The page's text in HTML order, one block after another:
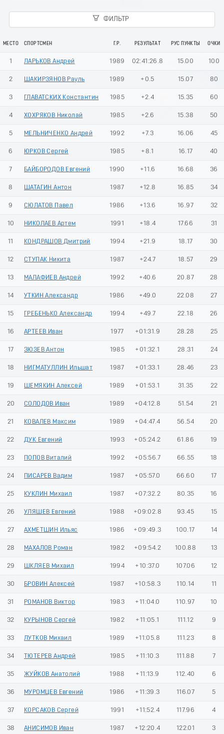
6
ФИЛЬТР
МЕСТО СПОРТСМЕН Г.Р. РЕЗУЛЬТАТ РУС ПУНКТЫ ОЧКИ
1 ЛАРЬКОВ Андрей 1989 02:41:26.8 15.00 100
2 ШАКИРЗЯНОВ Рауль 1989 +0.5 15.07 80
3 ГЛАВАТСКИХ Константин 1985 +2.4 15.35 60
4 ХОХРЯКОВ Николай 1985 +2.6 15.38 50
5 МЕЛЬНИЧЕНКО Андрей 1992 +7.3 16.06 45
6 ЮРКОВ Сергей 1985 +8.1 16.17 40
7 БАЙБОРОДОВ Евгений 1990 +11.6 16.68 36
8 ШАТАГИН Антон 1987 +12.8 16.85 34
9 СЮЛАТОВ Павел 1986 +13.6 16.97 32
10 НИКОЛАЕВ Артем 1991 +18.4 17.66 31
11 КОНДРАШОВ Дмитрий 1994 +21.9 18.17 30
12 СТУПАК Никита 1987 +24.7 18.57 29
13 МАЛАФИЕВ Андрей 1992 +40.6 20.87 28
14 УТКИН Александр 1986 +49.0 22.08 27
15 ГРЕБЕНЬКО Александр 1994 +49.7 22.18 26
16 АРТЕЕВ Иван 1977 +01:31.9 28.28 25
17 ЗЮЗЕВ Антон 1985 +01:32.1 28.31 24
18 НИГМАТУЛЛИН Ильшат 1987 +01:33.1 28.46 23
19 ШЕМЯКИН Алексей 1989 +01:53.1 31.35 22
20 СОЛОДОВ Иван 1989 +04:12.8 51.54 21
21 КОВАЛЕВ Максим 1989 +04:47.4 56.54 20
22 ДУК Евгений 1993 +05:24.2 61.86 19
23 ПОПОВ Виталий 1992 +05:56.7 66.55 18
24 ПИСАРЕВ Вадим 1987 +05:57.0 66.60 17
25 КУКЛИН Михаил 1987 +07:32.2 80.35 16
26 УЛЯШЕВ Евгений 1988 +09:02.8 93.45 15
27 АХМЕТШИН Ильяс 1986 +09:49.3 100.17 14
28 МАХАЛОВ Роман 1982 +09:54.2 100.88 13
29 ШКЛЯЕВ Михаил 1994 +10:37.0 107.06 12
30 БРОВИН Алексей 1987 +10:58.3 110.14 11
31 РОМАНОВ Виктор 1983 +11:04.0 110.97 10
32 КУРЫНОВ Сергей 1982 +11:05.1 111.12 9
33 ЛУТКОВ Михаил 1989 +11:05.8 111.23 8
34 ТЮТЕРЕВ Андрей 1985 +11:10.3 111.88 7
35 ЖУЙКОВ Анатолий 1988 +11:13.9 112.40 6
36 МУРОМЦЕВ Евгений 1986 +11:39.3 116.07 5
37 КОРСАКОВ Сергей 1991 +11:52.4 117.96 4
38 АНИСИМОВ Иван 1987 +12:20.4 122.01 3